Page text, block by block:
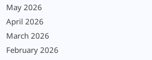
May 2026
April 2026
March 2026
February 2026